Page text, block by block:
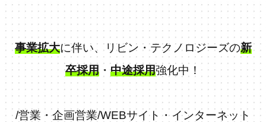
事業拡大に伴い、リビン・テクノロジーズの新
卒採用 ・中途採用強化中！
/営業・企画営業/WEBサイト・インターネット